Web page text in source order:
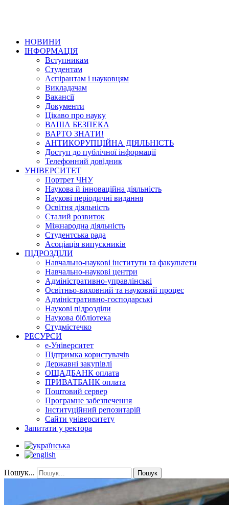
НОВИНИ
ІНФОРМАЦІЯ
Вступникам
Студентам
Аспірантам і науковцям
Викладачам
Вакансії
Документи
Цікаво про науку
ВАША БЕЗПЕКА
ВАРТО ЗНАТИ!
АНТИКОРУПЦІЙНА ДІЯЛЬНІСТЬ
Доступ до публічної інформації
Телефонний довідник
УНІВЕРСИТЕТ
Портрет ЧНУ
Наукова й інноваційна діяльність
Наукові періодичні видання
Освітня діяльність
Сталий розвиток
Міжнародна діяльність
Студентська рада
Асоціація випускників
ПІДРОЗДІЛИ
Навчально-наукові інститути та факультети
Навчально-наукові центри
Адміністративно-управлінські
Освітньо-виховний та науковий процес
Адміністративно-господарські
Наукові підрозділи
Наукова бібліотека
Студмістечко
РЕСУРСИ
е-Університет
Підтримка користувачів
Державні закупівлі
ОЩАДБАНК оплата
ПРИВАТБАНК оплата
Поштовий сервер
Програмне забезпечення
Інституційний репозитарій
Сайти університету
Запитати у ректора
Пошук... Пошук